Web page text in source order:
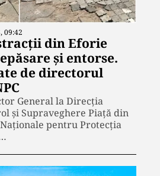
09:42
din Eforie
și entorse.
de directorul
General la Direcția
și Supraveghere Piață din
pentru Protecția